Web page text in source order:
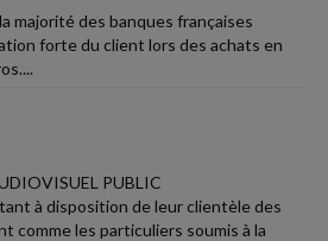
majorité des banques françaises
forte du client lors des achats en
PUBLIC
à disposition de leur clientèle des
comme les particuliers soumis à la